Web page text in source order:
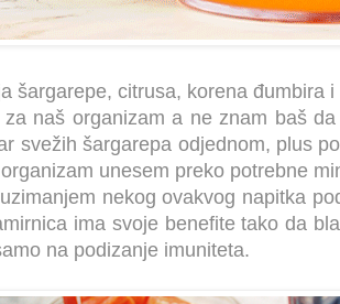
šargarepe, citrusa, korena đumbira
za naš organizam a ne znam baš
svežih šargarepa odjednom, plus
unesem preko potrebne
nekog ovakvog napitka
ima svoje benefite tako da
na podizanje imuniteta.